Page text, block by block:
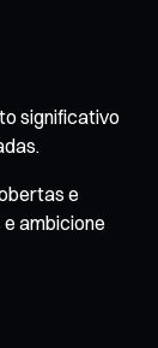
significativo
e
ambicione